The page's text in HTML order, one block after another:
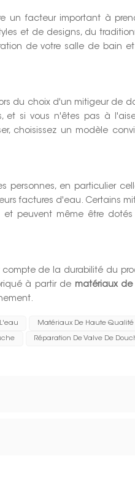
un facteur important à
et de designs, du
de votre salle de bain
du choix d'un mitigeur de
et si vous n'êtes pas à
choisissez un modèle
personnes, en particulier
factures d'eau. Certains
peuvent même être
de la durabilité du
à partir de matériaux
Matériaux De Haute Qualité
Réparation De Valve De